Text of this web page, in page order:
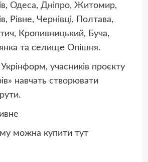
Одеса, Дніпро, Житомир,
Рівне, Чернівці, Полтава,
Кропивницький, Буча,
та селище Опішня.
учасників проєкту
навчать створювати
можна купити тут